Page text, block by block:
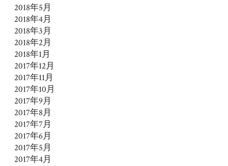
2018年5月
2018年4月
2018年3月
2018年2月
2018年1月
2017年12月
2017年11月
2017年10月
2017年9月
2017年8月
2017年7月
2017年6月
2017年5月
2017年4月